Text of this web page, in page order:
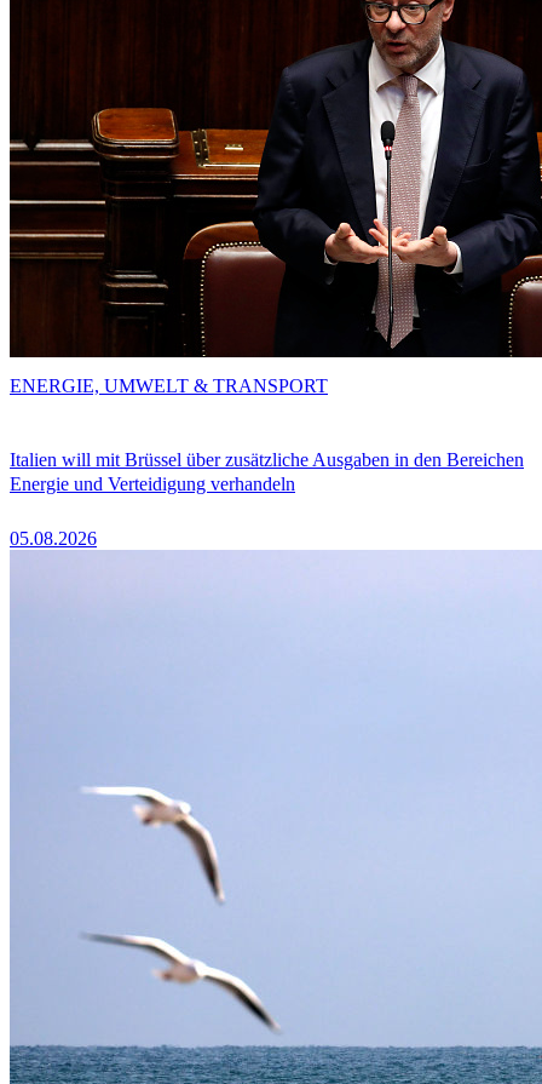
Italien will mit Brüssel über zusätzliche Ausgaben in den Bereichen
Energie und Verteidigung verhandeln
05.08.2026
ENERGIE, UMWELT & TRANSPORT